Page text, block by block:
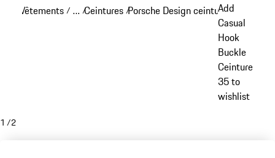
principalVêtements / …
Reveal collapsed breadcrumb items
/Ceintures /Porsche Design ceintures/
Add
Casual
Hook
Buckle
Ceinture
35 to
wishlist
1 /2